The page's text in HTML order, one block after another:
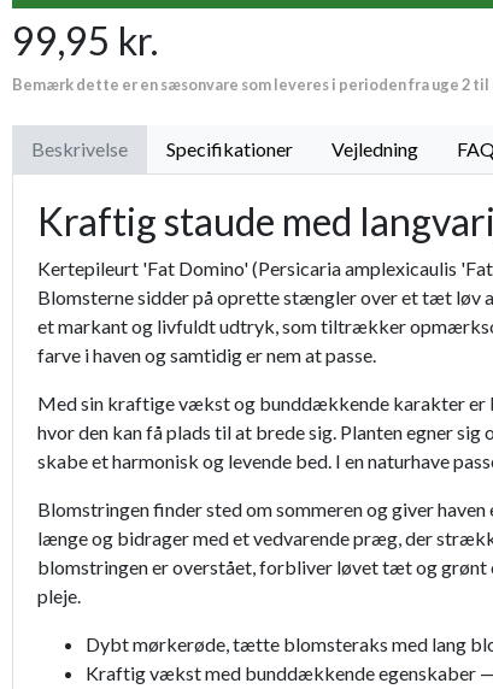
99,95 kr.
Bemærk dette er en sæsonvare som leveres i perioden fra uge 2 til
Beskrivelse Specifikationer Vejledning
Kraftig staude med
Kertepileurt 'Fat Domino' (Persicaria amplexicaulis
Blomsterne sidder på oprette stængler over et tæt løv
et markant og livfuldt udtryk, som tiltrækker
farve i haven og samtidig er nem at passe.
Med sin kraftige vækst og bunddækkende karakter er
hvor den kan få plads til at brede sig. Planten egner
skabe et harmonisk og levende bed. I en naturhave
Blomstringen finder sted om sommeren og giver
længe og bidrager med et vedvarende præg, der
blomstringen er overstået, forbliver løvet tæt og grønt
pleje.
Dybt mørkerøde, tætte blomsteraks med lang
Kraftig vækst med bunddækkende egenskaber